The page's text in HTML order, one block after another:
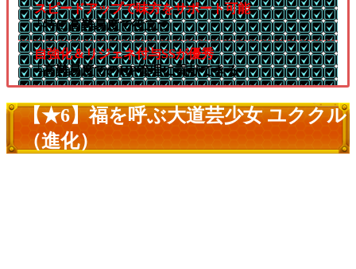
スピードアップで味方をサポート可能
└特に高難易度で役立つ
自強化＆リジェネ付与SSが優秀
└高難易度でのHP管理に貢献できる
【★6】福を呼ぶ大道芸少女 ユククル
（進化）